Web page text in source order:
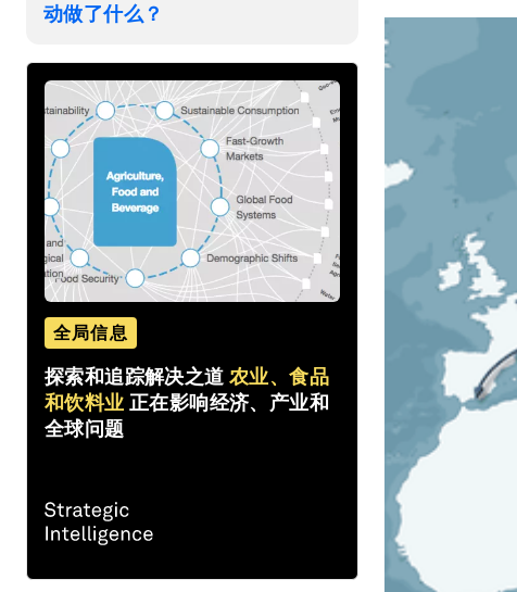
动做了什么？
全局信息
探索和追踪解决之道 农业、食品
和饮料业 正在影响经济、产业和
全球问题